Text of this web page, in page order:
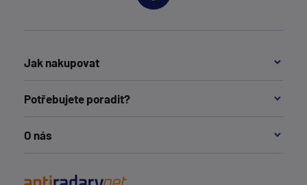
Jak nakupovat
Potřebujete poradit?
O nás